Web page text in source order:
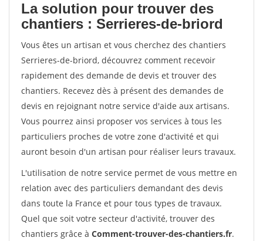
La solution pour trouver des
chantiers : Serrieres-de-briord
Vous êtes un artisan et vous cherchez des chantiers
Serrieres-de-briord, découvrez comment recevoir
rapidement des demande de devis et trouver des
chantiers. Recevez dès à présent des demandes de
devis en rejoignant notre service d'aide aux artisans.
Vous pourrez ainsi proposer vos services à tous les
particuliers proches de votre zone d'activité et qui
auront besoin d'un artisan pour réaliser leurs travaux.
L'utilisation de notre service permet de vous mettre en
relation avec des particuliers demandant des devis
dans toute la France et pour tous types de travaux.
Quel que soit votre secteur d'activité, trouver des
chantiers grâce à Comment-trouver-des-chantiers.fr.